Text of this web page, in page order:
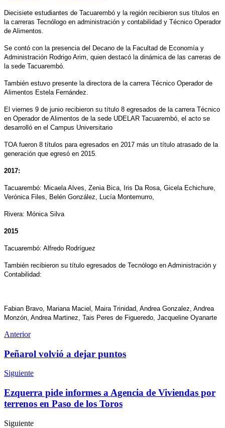
Diecisiete estudiantes de Tacuarembó y la región recibieron sus títulos en
la carreras Tecnólogo en administración y contabilidad y Técnico Operador
de Alimentos.
Se contó con la presencia del Decano de la Facultad de Economía y
Administración Rodrigo Arim, quien destacó la dinámica de las carreras de
la sede Tacuarembó.
También estuvo presente la directora de la carrera Técnico Operador de
Alimentos Estela Fernández.
El viernes 9 de junio recibieron su título 8 egresados de la carrera Técnico
en Operador de Alimentos de la sede UDELAR Tacuarembó, el acto se
desarrolló en el Campus Universitario
TOA fueron 8 títulos para egresados en 2017 más un título atrasado de la
generación que egresó en 2015.
2017:
Tacuarembó: Micaela Alves, Zenia Bica, Iris Da Rosa, Gicela Echichure,
Verónica Files, Belén González, Lucía Montemurro,
Rivera: Mónica Silva
2015
Tacuarembó: Alfredo Rodríguez
También recibieron su título egresados de Tecnólogo en Administración y
Contabilidad:
Fabian Bravo, Mariana Maciel, Maira Trinidad, Andrea Gonzalez, Andrea
Monzón, Andrea Martinez, Tais Peres de Figueredo, Jacqueline Oyanarte
Anterior
Peñarol volvió a dejar puntos
Siguiente
Ezquerra pide informes a Agencia de Viviendas por
terrenos en Paso de los Toros
Siguiente